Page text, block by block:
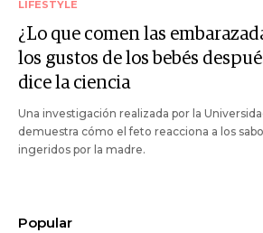
LIFESTYLE
¿Lo que comen las
los gustos de los bebés
dice la ciencia
Una investigación realizada por la
demuestra cómo el feto reacciona a los
ingeridos por la madre.
Popular